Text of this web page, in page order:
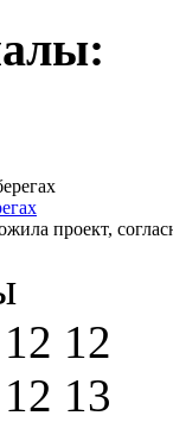
проект,
12
13